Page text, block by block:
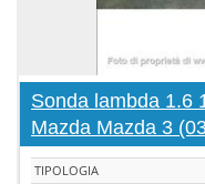
Sonda lambda 1.6
Mazda Mazda 3
TIPOLOGIA